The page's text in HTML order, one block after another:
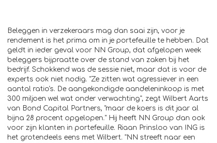
Beleggen in verzekeraars mag dan saai zijn, voor je
rendement is het prima om in je portefeuille te hebben. Dat
geldt in ieder geval voor NN Group, dat afgelopen week
beleggers bijpraatte over de stand van zaken bij het
bedrijf. Schokkend was de sessie niet, maar dat is voor de
experts ook niet nodig. "Ze zitten wat agressiever in een
aantal ratio's. De aangekondigde aandeleninkoop is met
300 miljoen wel wat onder verwachting", zegt Wilbert Aarts
van Bond Capital Partners, "maar de koers is dit jaar al
bijna 28 procent opgelopen." Hij heeft NN Group dan ook
voor zijn klanten in portefeuille. Riaan Prinsloo van ING is
het grotendeels eens met Wilbert. "NN streeft naar een